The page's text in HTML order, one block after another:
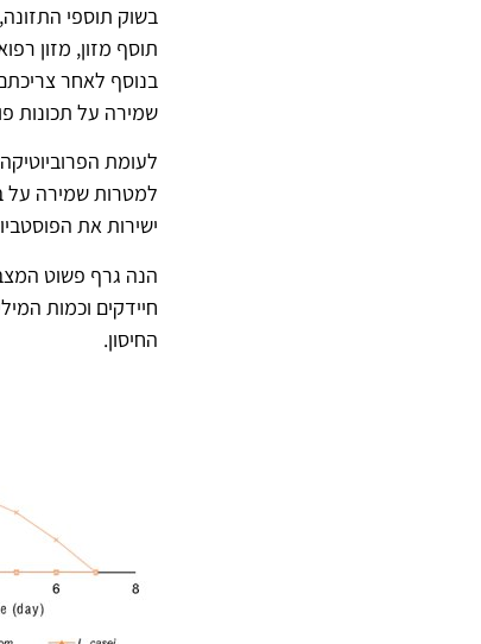
בשוק תוספי
תוסף מזון, מזון
בנוסף לאחר
שמירה על תכונות
לעומת
למטרות שמירה על
ישירות את
הנה גרף פשוט
חיידקים וכמות
החיסון.